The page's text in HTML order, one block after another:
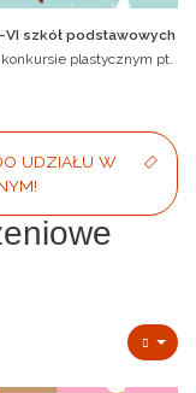
VI szkół podstawowych
plastycznym pt.
UDZIAŁU W